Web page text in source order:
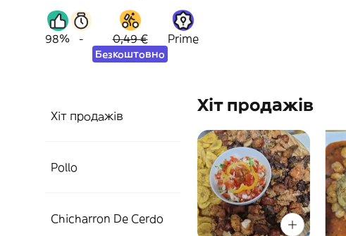
98% - 0,49 €
Безкоштовно
Prime
Хіт продажів
Pollo
Chicharron De Cerdo
Хіт продажів